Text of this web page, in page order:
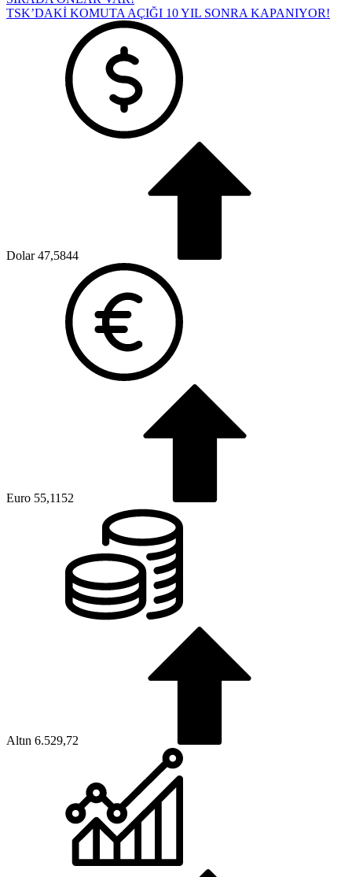
TSK’DAKİ KOMUTA AÇIĞI 10 YIL SONRA KAPANIYOR!
Dolar 47,5844
Euro 55,1152
Altın 6.529,72